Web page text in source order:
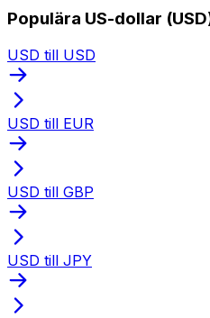
Populära US-dollar
USD till USD
USD till EUR
USD till GBP
USD till JPY